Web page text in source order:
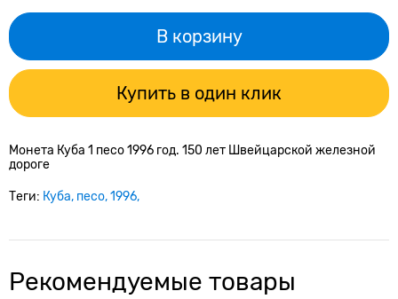
В корзину
Купить в один клик
Монета Куба 1 песо 1996 год. 150 лет Швейцарской железной
дороге
Теги: Куба песо 1996
Рекомендуемые товары